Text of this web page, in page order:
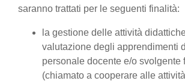
saranno trattati per le seguenti finalità:
la gestione delle attività
valutazione degli apprendimenti
personale docente e/o svolgente
(chiamato a cooperare alle